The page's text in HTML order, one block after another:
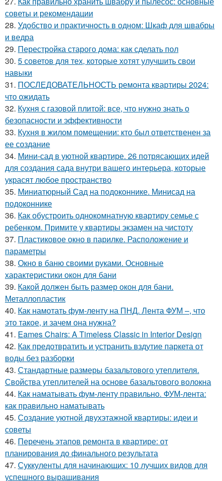
советы и рекомендации
28. Удобство и практичность в одном: Шкаф для швабры
и ведра
29. Перестройка старого дома: как сделать пол
30. 5 советов для тех, которые хотят улучшить свои
навыки
31. ПОСЛЕДОВАТЕЛЬНОСТЬ ремонта квартиры 2024:
что ожидать
32. Кухня с газовой плитой: все, что нужно знать о
безопасности и эффективности
33. Кухня в жилом помещении: кто был ответственен за
ее создание
34. Мини-сад в уютной квартире. 26 потрясающих идей
для создания сада внутри вашего интерьера, которые
украсят любое пространство
35. Миниатюрный Сад на подоконнике. Минисад на
подоконнике
36. Как обустроить однокомнатную квартиру семье с
ребенком. Примите у квартиры экзамен на чистоту
37. Пластиковое окно в парилке. Расположение и
параметры
38. Окно в баню своими руками. Основные
характеристики окон для бани
39. Какой должен быть размер окон для бани.
Металлопластик
40. Как намотать фум-ленту на ПНД. Лента ФУМ –, что
это такое, и зачем она нужна?
41. Eames Chairs: A Timeless Classic in Interior Design
42. Как предотвратить и устранить вздутие паркета от
воды без разборки
43. Стандартные размеры базальтового утеплителя.
Свойства утеплителей на основе базальтового волокна
44. Как наматывать фум-ленту правильно. ФУМ-лента:
как правильно наматывать
45. Создание уютной двухэтажной квартиры: идеи и
советы
46. Перечень этапов ремонта в квартире: от
планирования до финального результата
47. Суккуленты для начинающих: 10 лучших видов для
успешного выращивания